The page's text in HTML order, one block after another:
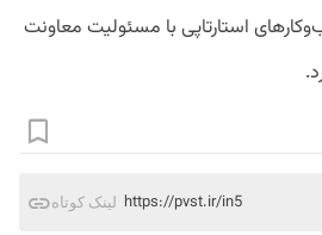
استارتاپی با مسئولیت معاونت
لینک کوتاه https://pvst.ir/in5